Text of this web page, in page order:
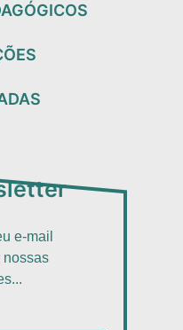
e-mail
nossas